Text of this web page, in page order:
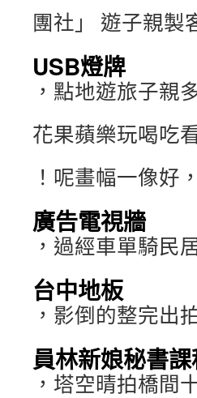
團社」 遊子親製
USB燈牌
，點地遊旅子親
花果蘋樂玩喝吃
！呢畫幅一像好，
廣告電視牆
，過經車單騎民
台中地板
，影倒的整完出
員林新娘秘書
，塔空晴拍橋間